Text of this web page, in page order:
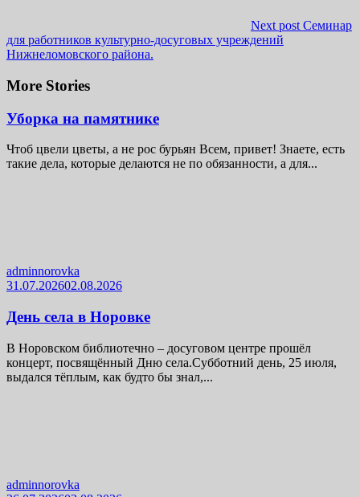
Next post Семинар
для работников культурно-досуговых учреждений
Нижнеломовского района.
More Stories
Уборка на памятнике
Чтоб цвели цветы, а не рос бурьян Всем, привет! Знаете, есть
такие дела, которые делаются не по обязанности, а для...
adminnorovka
31.07.202602.08.2026
День села в Норовке
В Норовском библиотечно – досуговом центре прошёл
концерт, посвящённый Дню села.Субботний день, 25 июля,
выдался тёплым, как будто бы знал,...
adminnorovka